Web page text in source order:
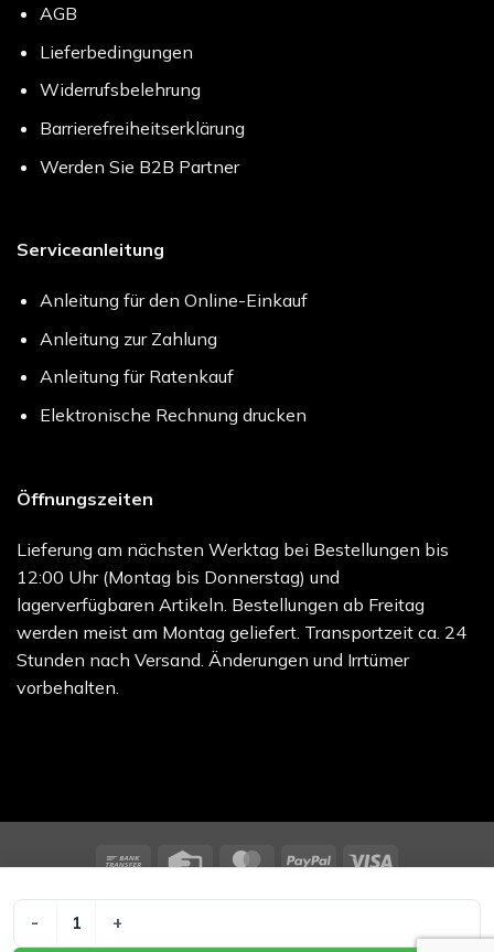
AGB
Lieferbedingungen
Widerrufsbelehrung
Barrierefreiheitserklärung
Werden Sie B2B Partner
Serviceanleitung
Anleitung für den Online-Einkauf
Anleitung zur Zahlung
Anleitung für Ratenkauf
Elektronische Rechnung drucken
Öffnungszeiten
Lieferung am nächsten Werktag bei Bestellungen bis
12:00 Uhr (Montag bis Donnerstag) und
lagerverfügbaren Artikeln. Bestellungen ab Freitag
werden meist am Montag geliefert. Transportzeit ca. 24
Stunden nach Versand. Änderungen und Irrtümer
vorbehalten.
Bank
Credit
MasterCardPayPal
melocare GmbH - Online Shop | Besuchen Sie uns unter
TG SCHL VERB GR3 WEI 5M Menge